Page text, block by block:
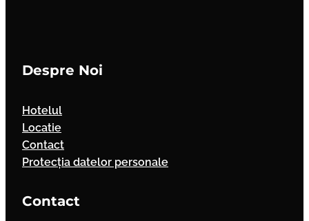
Despre Noi
Hotelul
Locatie
Contact
Protecția datelor personale
Contact